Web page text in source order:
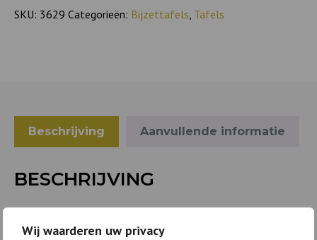
Wij waarderen uw privacy
SKU: 3629 Categorieën: Bijzettafels, Tafels
Beschrijving Aanvullende informatie
BESCHRIJVING
Materiaal: Ijzer